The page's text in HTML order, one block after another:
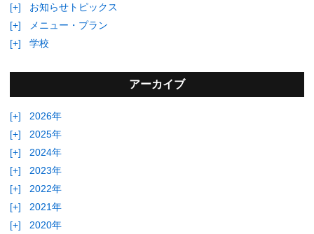
[+]
お知らせトピックス
[+]
メニュー・プラン
[+]
学校
アーカイブ
[+]
2026年
[+]
2025年
[+]
2024年
[+]
2023年
[+]
2022年
[+]
2021年
[+]
2020年